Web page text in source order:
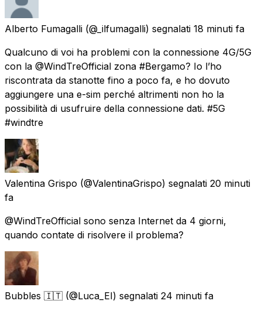
Alberto Fumagalli (@_ilfumagalli) segnalati 18 minuti fa
Qualcuno di voi ha problemi con la connessione 4G/5G
con la @WindTreOfficial zona #Bergamo? Io l’ho
riscontrata da stanotte fino a poco fa, e ho dovuto
aggiungere una e-sim perché altrimenti non ho la
possibilità di usufruire della connessione dati. #5G
#windtre
Valentina Grispo (@ValentinaGrispo) segnalati 20 minuti
fa
@WindTreOfficial sono senza Internet da 4 giorni,
quando contate di risolvere il problema?
Bubbles 🇮🇹 (@Luca_EI) segnalati 24 minuti fa